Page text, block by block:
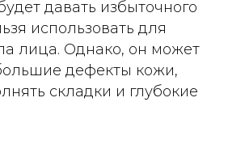
давать избыточного
использовать для
лица. Однако, он может
дефекты кожи,
складки и глубокие